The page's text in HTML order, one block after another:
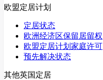
欧盟定居计划
定居状态
欧洲经济区保留居留权
欧盟定居计划家庭许可
预先解决状态
其他英国定居